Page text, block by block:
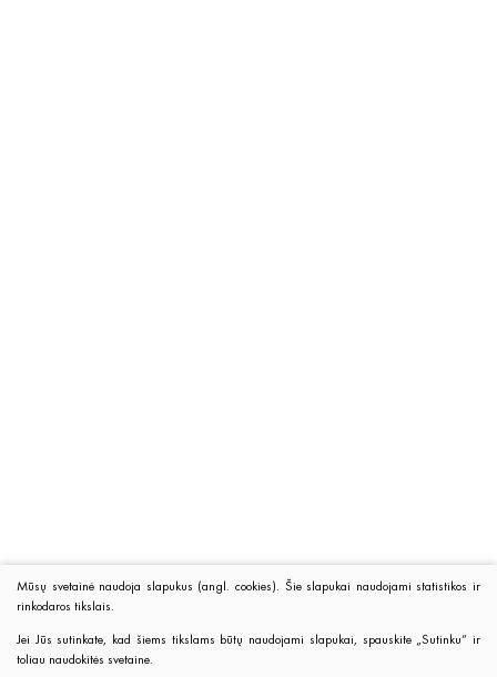
Mūsų svetainė naudoja slapukus (angl. cookies). Šie slapukai naudojami statistikos ir
rinkodaros tikslais.
Jei Jūs sutinkate, kad šiems tikslams būtų naudojami slapukai, spauskite „Sutinku“ ir
toliau naudokitės svetaine.